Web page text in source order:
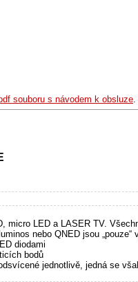
souboru s návodem k obsluze.
micro LED a LASER TV.
nebo QNED jsou
diodami
bodů
jednotlivě, jedná se